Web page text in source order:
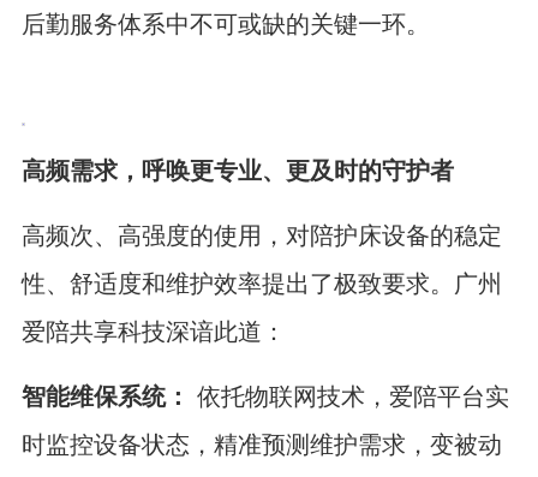
后勤服务体系中不可或缺的关键一环。
高频需求，呼唤更专业、更及时的守护者
高频次、高强度的使用，对陪护床设备的稳定
性、舒适度和维护效率提出了极致要求。广州
爱陪共享科技深谙此道：
智能维保系统：
依托物联网技术，爱陪平台实
时监控设备状态，精准预测维护需求，变被动